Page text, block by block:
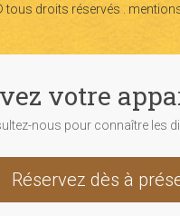
tous droits réservés .
votre
nous pour connaître les
Réservez dès à